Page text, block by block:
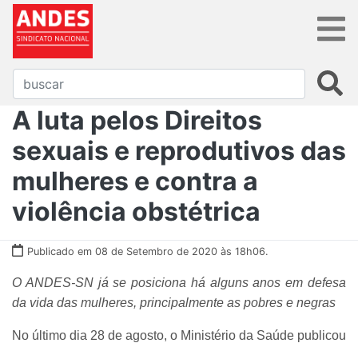
A luta pelos Direitos
sexuais e reprodutivos das
mulheres e contra a
violência obstétrica
Publicado em 08 de Setembro de 2020 às 18h06.
O ANDES-SN já se posiciona há alguns anos em defesa
da vida das mulheres, principalmente as pobres e negras
No último dia 28 de agosto, o Ministério da Saúde publicou